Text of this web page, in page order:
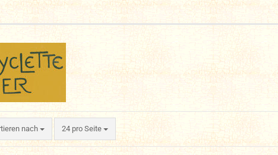
nach
nach 24 pro Seite
pro Seite